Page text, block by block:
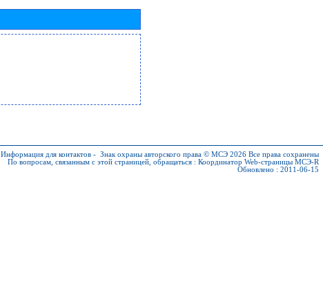
Информация для контактов - Знак охраны авторского права © МСЭ 2026 Все права сохранены
По вопросам, связанным с этой страницей, обращаться : Координатор Web-страницы МСЭ-R
Обновлено : 2011-06-15